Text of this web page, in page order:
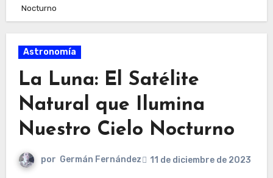
Nocturno
Astronomía
La Luna: El Satélite
Natural que Ilumina
Nuestro Cielo Nocturno
por Germán Fernández 11 de diciembre de 2023